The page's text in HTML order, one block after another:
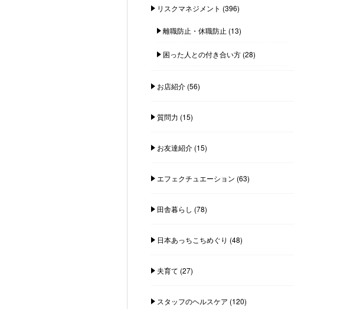
リスクマネジメント (396)
離職防止・休職防止 (13)
困った人との付き合い方(28)
お店紹介(56)
質問力 (15)
お友達紹介(15)
エフェクチュエーション (63)
田舎暮らし (78)
日本あっちこちめぐり (48)
夫育て (27)
スタッフのヘルスケア (120)